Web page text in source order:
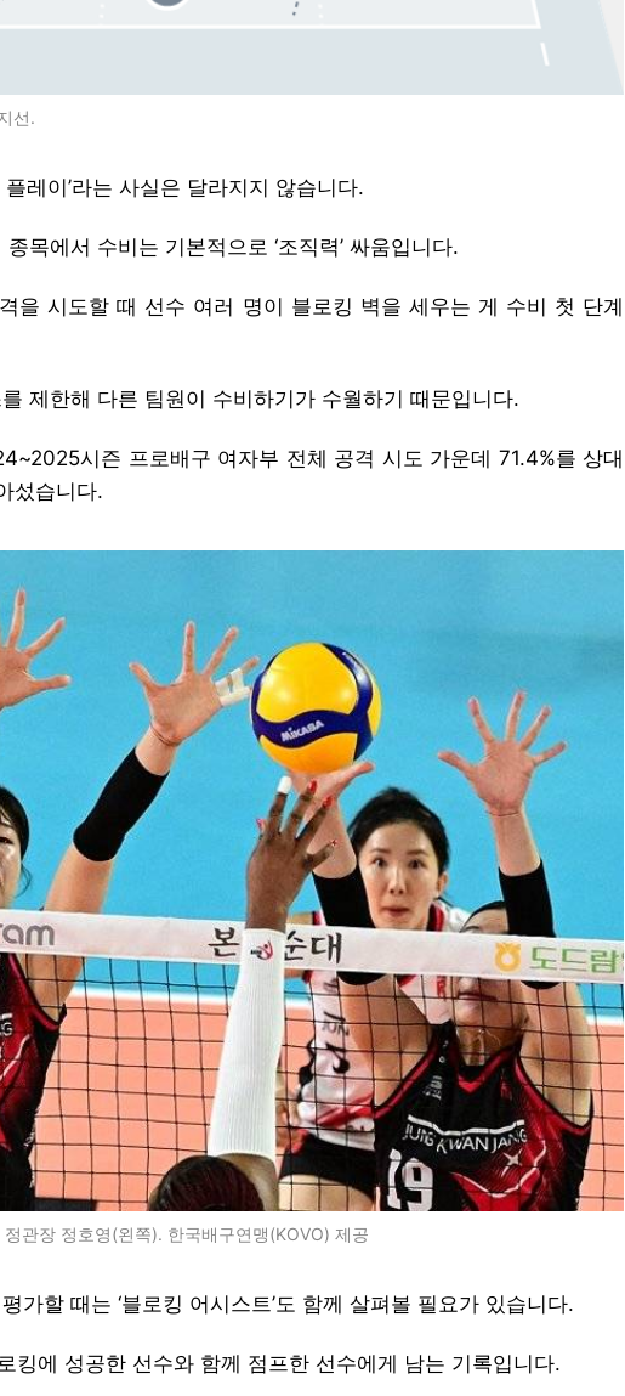
선.
레이’라는 사실은 달라지지 않습니다.
목에서 수비는 기본적으로 ‘조직력’ 싸움입니다.
을 시도할 때 선수 여러 명이 블로킹 벽을 세우는 게 수비 첫 단계
제한해 다른 팀원이 수비하기가 수월하기 때문입니다.
시즌 프로배구 여자부 전체 공격 시도 가운데 71.4%를 상대
섰습니다.
관장 정호영(왼쪽). 한국배구연맹(KOVO) 제공
가할 때는 ‘블로킹 어시스트’도 함께 살펴볼 필요가 있습니다.
킹에 성공한 선수와 함께 점프한 선수에게 남는 기록입니다.